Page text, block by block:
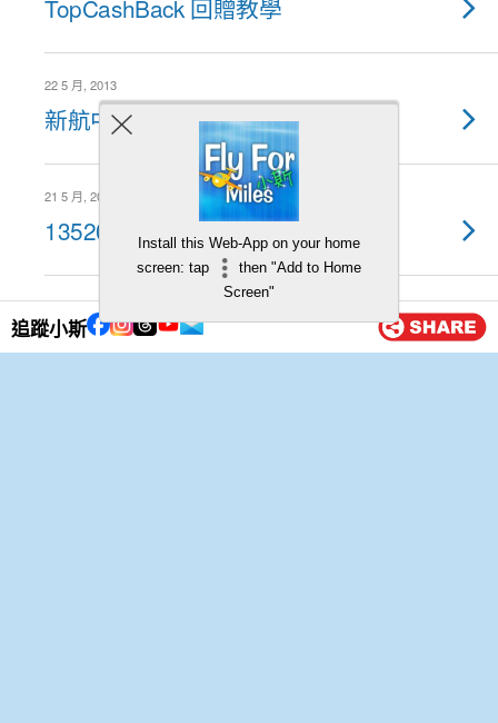
追蹤小斯
TopCashBack 回贈教學
22 5 月, 2013
新航中銀VISA卡
21 5 月, 2013
13520系列 – 歐洲四國渡蜜月篇
20 5 月, 2013
一生人一次 – 傳說中只要看見極
Install this Web-App on your home
screen: tap
then "Add to Home
Screen"